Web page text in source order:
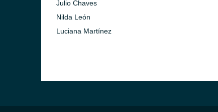
Julio Chaves
Nilda León
Luciana Martínez